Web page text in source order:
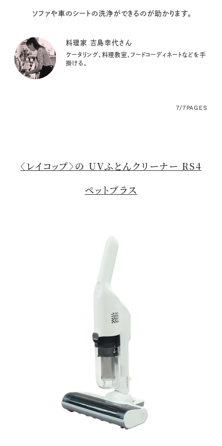
ソファや車のシートの洗浄ができるのが助かります。
料理家 吉島幸代さん
ケータリング、料理教室、フードコーディネートなどを手
掛ける。
7/7PAGES
〈レイコップ〉の UVふとんクリーナー RS4
ペットプラス